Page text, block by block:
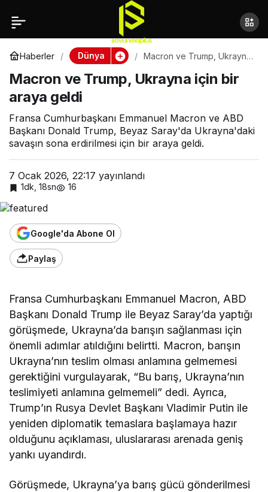
Haberler Dünya
Macron ve Trump, Ukrayna
Macron ve Trump, Ukrayna için bir
araya geldi
Fransa Cumhurbaşkanı Emmanuel Macron ve ABD
Başkanı Donald Trump, Beyaz Saray'da Ukrayna'daki
savaşın sona erdirilmesi için bir araya geldi.
7 Ocak 2026, 22:17 yayınlandı
1dk, 18sn 16
Google'da Abone Ol
Paylaş
Fransa Cumhurbaşkanı Emmanuel Macron, ABD
Başkanı Donald Trump ile Beyaz Saray’da yaptığı
görüşmede, Ukrayna’da barışın sağlanması için
önemli adımlar atıldığını belirtti. Macron, barışın
Ukrayna’nın teslim olması anlamına gelmemesi
gerektiğini vurgulayarak, “Bu barış, Ukrayna’nın
teslimiyeti anlamına gelmemeli” dedi. Ayrıca,
Trump’ın Rusya Devlet Başkanı Vladimir Putin ile
yeniden diplomatik temaslara başlamaya hazır
olduğunu açıklaması, uluslararası arenada geniş
yankı uyandırdı.
Görüşmede, Ukrayna’ya barış gücü gönderilmesi
Macron ve Trump,
Ukrayna için bir araya
geldi